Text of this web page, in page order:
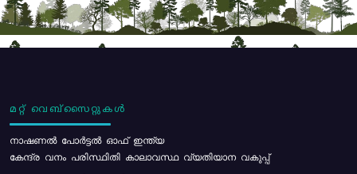
മറ്റ് വെബ്സൈറ്റുകൾ
നാഷണൽ പോർട്ടൽ ഓഫ് ഇന്ത്യ
കേന്ദ്ര വനം പരിസ്ഥിതി കാലാവസ്ഥ വ്യതിയാന വകുപ്പ്